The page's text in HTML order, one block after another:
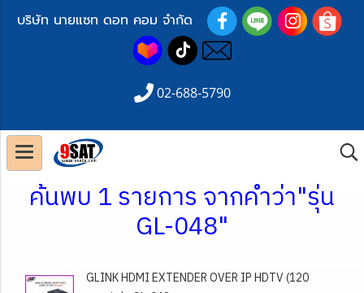
บริษัท นายแซท ดอท คอม จำกัด
02-688-5790
ค้นพบ 1 รายการ จากคำว่า"รุ่น
GL-048"
GLINK HDMI EXTENDER OVER IP HDTV (120